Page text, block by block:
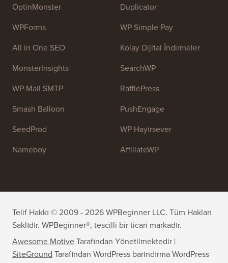
OptinMonster
WPForms
All in One SEO
MonsterInsights
WP Mail SMTP
Smash Balloon
SeedProd
Nameboy
Duplicator
WP Simple Pay
Kolay Dijital İndirmeler
SearchWP
RafflePress
PushEngage
WP Hayırsever
AffiliateWP
Telif Hakkı © 2009 - 2026 WPBeginner LLC. Tüm Hakları
Saklıdır. WPBeginner®, tescilli bir ticari markadır.
Awesome MotiveTarafından Yönetilmektedir |
SiteGround Tarafından WordPress barındırmaWordPress